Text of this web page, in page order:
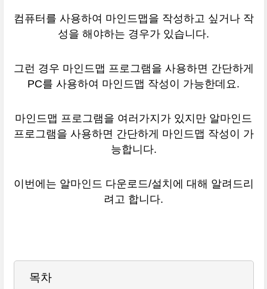
컴퓨터를 사용하여 마인드맵을 작성하고 싶거나 작
성을 해야하는 경우가 있습니다.
그런 경우 마인드맵 프로그램을 사용하면 간단하게
PC를 사용하여 마인드맵 작성이 가능한데요.
마인드맵 프로그램을 여러가지가 있지만 알마인드
프로그램을 사용하면 간단하게 마인드맵 작성이 가
능합니다.
이번에는 알마인드 다운로드/설치에 대해 알려드리
려고 합니다.
목차